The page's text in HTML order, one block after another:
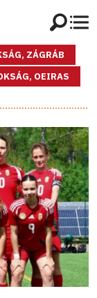
ZÁGRÁB
OEIRAS